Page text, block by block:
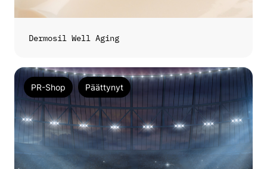
Dermosil Well Aging
PR-Shop Päättynyt